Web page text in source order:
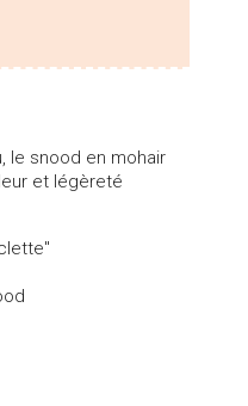
le snood en mohair
et légèreté